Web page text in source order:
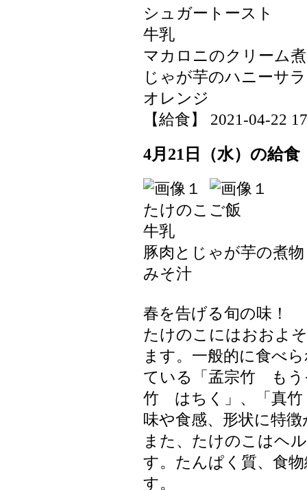
シュガートースト
牛乳
マカロニのクリーム煮
じゃが芋のハニーサ
オレンジ
【給食】 2021-04-22
4月21日（水）の給食
たけのこご飯
牛乳
豚肉とじゃが芋の煮物
みそ汁
春を告げる旬の味！
たけのこにはおおよ
ます。一般的に食べ
ている「孟宗竹 もう
竹 はちく」、「真
味や食感、形状に特
また、たけのこはヘ
す。たんぱく質、食
す。